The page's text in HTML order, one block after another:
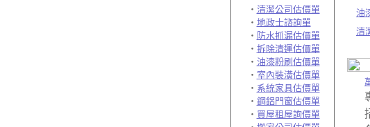
‧ 清潔公司估價單
‧ 地政士諮詢單
‧ 防水抓漏估價單
‧ 拆除清運估價單
‧ 油漆粉刷估價單
‧ 室內裝潢估價單
‧ 系統家具估價單
‧ 鋼鋁門窗估價單
‧ 買屋租屋詢價單
油
清